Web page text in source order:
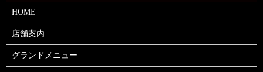
HOME
店舗案内
グランドメニュー